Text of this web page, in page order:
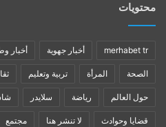
محتويات
merhabet tr أخبار جهوية أخبار
الصحة المرأة تربية وتعليم
حول العالم رياضة سلايدر
قضايا وحوادث لا تنشر هنا مجتمع